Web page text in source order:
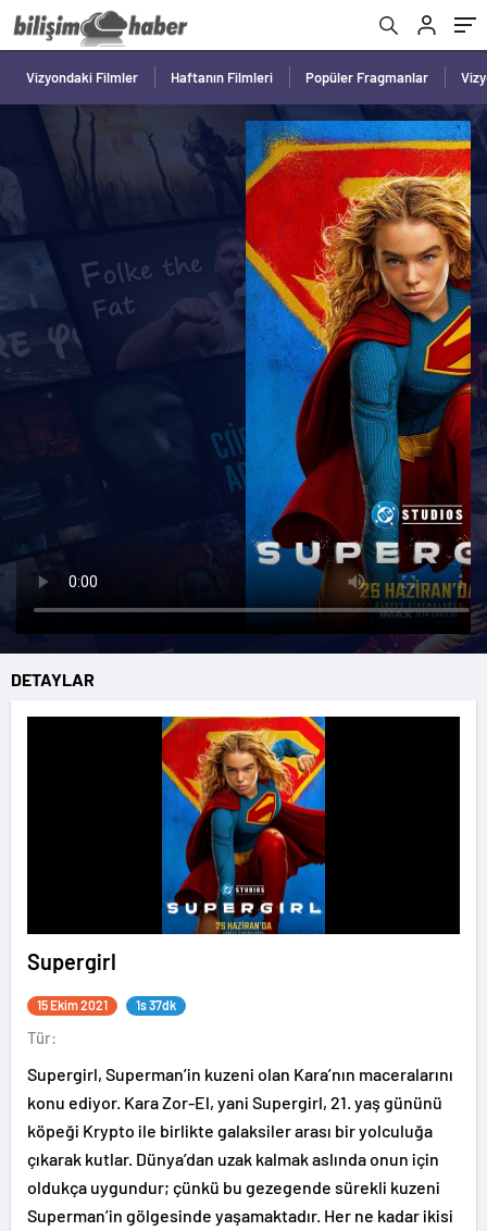
Vizyondaki Filmler Haftanın Filmleri Popüler Fragmanlar
DETAYLAR
Supergirl
15 Ekim 2021 1s 37dk
Tür:
Supergirl, Superman’in kuzeni olan Kara’nın maceralarını
konu ediyor. Kara Zor-El, yani Supergirl, 21. yaş gününü
köpeği Krypto ile birlikte galaksiler arası bir yolculuğa
çıkarak kutlar. Dünya’dan uzak kalmak aslında onun için
oldukça uygundur; çünkü bu gezegende sürekli kuzeni
Superman’in gölgesinde yaşamaktadır. Her ne kadar ikisi